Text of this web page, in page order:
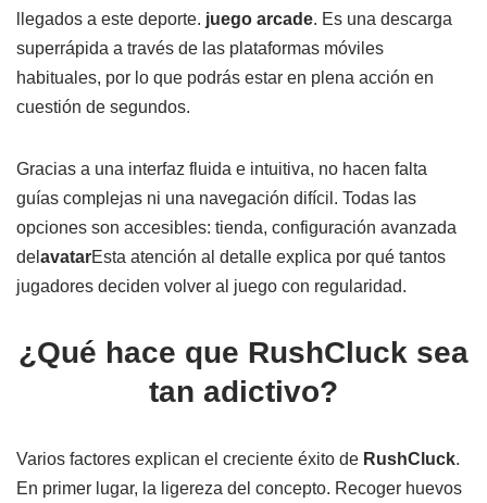
llegados a este deporte. juego arcade. Es una descarga
superrápida a través de las plataformas móviles
habituales, por lo que podrás estar en plena acción en
cuestión de segundos.
Gracias a una interfaz fluida e intuitiva, no hacen falta
guías complejas ni una navegación difícil. Todas las
opciones son accesibles: tienda, configuración avanzada
del avatarEsta atención al detalle explica por qué tantos
jugadores deciden volver al juego con regularidad.
¿Qué hace que RushCluck sea
tan adictivo?
Varios factores explican el creciente éxito de RushCluck.
En primer lugar, la ligereza del concepto. Recoger huevos